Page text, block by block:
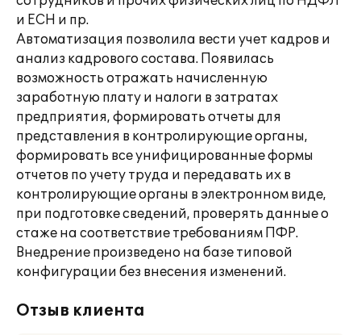
и ЕСН и пр.
Автоматизация позволила вести учет кадров и
анализ кадрового состава. Появилась
возможность отражать начисленную
заработную плату и налоги в затратах
предприятия, формировать отчеты для
представления в контролирующие органы,
формировать все унифицированные формы
отчетов по учету труда и передавать их в
контролирующие органы в электронном виде,
при подготовке сведений, проверять данные о
стаже на соответствие требованиям ПФР.
Внедрение произведено на базе типовой
конфигурации без внесения изменений.
Отзыв клиента